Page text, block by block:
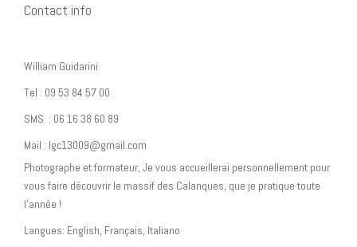
Contact info
William Guidarini
Tel : 09 53 84 57 00
SMS : 06 16 38 60 89
Mail : lgc13009@gmail.com
Photographe et formateur, Je vous accueillerai personnellement pour
vous faire découvrir le massif des Calanques, que je pratique toute
l’année !
Langues: English, Français, Italiano